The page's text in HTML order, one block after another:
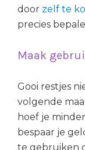
door zelf te
precies
Maak
Gooi restjes
volgende
hoef je
bespaar je
te gebruiken